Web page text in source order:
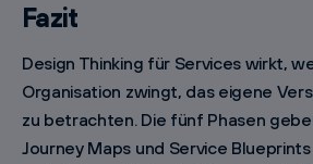
Fazit
Design Thinking für Services wirkt,
Organisation zwingt, das eigene
zu betrachten. Die fünf Phasen
Journey Maps und Service